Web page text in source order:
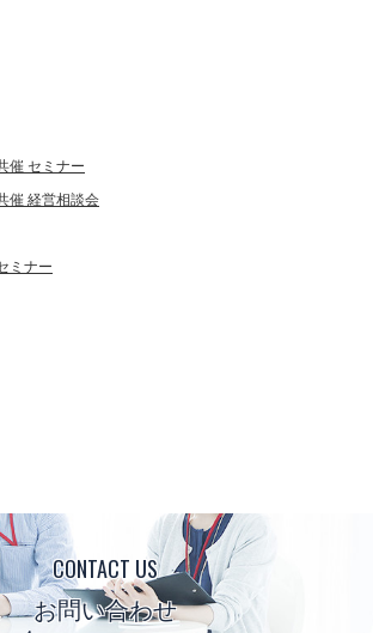
催 セミナー
催 経営相談会
ミナー
CONTACT US
お問い合わせ